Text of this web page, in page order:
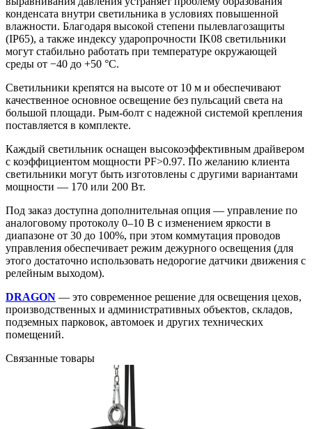
конденсата внутри светильника в условиях повышенной
влажности. Благодаря высокой степени пылевлагозащиты
(IP65), а также индексу ударопрочности IK08 светильники
могут стабильно работать при температуре окружающей
среды от −40 до +50 °C.
Светильники крепятся на высоте от 10 м и обеспечивают
качественное основное освещение без пульсаций света на
большой площади. Рым-болт с надежной системой крепления
поставляется в комплекте.
Каждый светильник оснащен высокоэффективным драйвером
с коэффициентом мощности PF>0.97. По желанию клиента
светильники могут быть изготовлены с другими вариантами
мощности — 170 или 200 Вт.
Под заказ доступна дополнительная опция — управление по
аналоговому протоколу 0–10 В с изменением яркости в
диапазоне от 30 до 100%, при этом коммутация проводов
управления обеспечивает режим дежурного освещения (для
этого достаточно использовать недорогие датчики движения с
релейным выходом).
DRAGON — это современное решение для освещения цехов,
производственных и административных объектов, складов,
подземных парковок, автомоек и других технических
помещений.
Связанные товары